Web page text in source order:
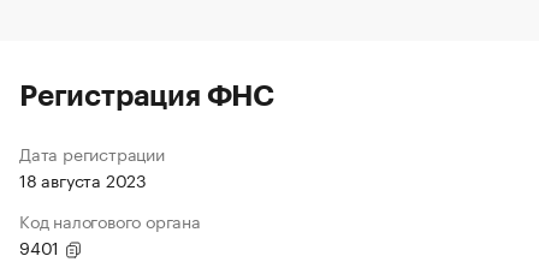
Регистрация ФНС
Дата регистрации
18 августа 2023
Код налогового органа
9401